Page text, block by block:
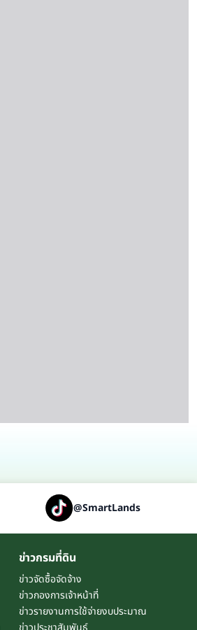
@SmartLands
ข่าวกรมที่ดิน
ข่าวจัดซื้อจัดจ้าง
ข่าวกองการเจ้าหน้าที่
ข่าวรายงานการใช้จ่ายงบประมาณ